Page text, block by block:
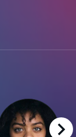
right